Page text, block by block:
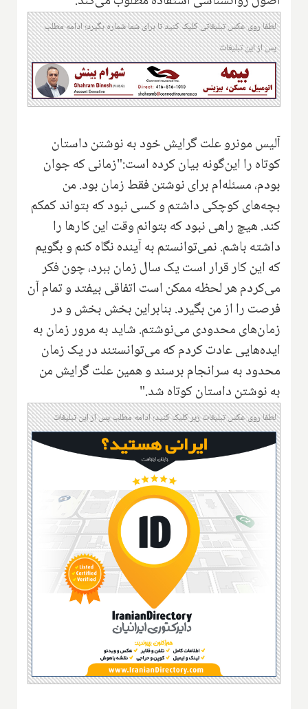
لطفا روی عکس تبلیغاتی کلیک کنید تا برای شما شماره بگیرد؛ ادامه مطلب
پس از این تبلیغات
آلیس مونرو علت گرایش خود به نوشتن داستان
کوتاه را این‌گونه بیان کرده است:"زمانی که جوان
بودم، مسئله‌ام برای نوشتن فقط زمان بود. من
بچه‌های کوچکی داشتم و کسی نبود که بتواند کمکم
کند. هیچ راهی نبود که بتوانم وقت این کارها را
داشته باشم. نمی‌توانستم به آینده نگاه کنم و بگویم
که این کار قرار است یک سال زمان ببرد، چون فکر
می‌کردم هر لحظه ممکن است اتفاقی بیفتد و تمام آن
فرصت را از من بگیرد. بنابراین بخش بخش و در
زمان‌های محدودی می‌نوشتم. شاید به مرور زمان به
ایده‌هایی عادت کردم که می‌توانستند در یک زمان
محدود به سرانجام برسند و همین علت گرایش من
به نوشتن داستان کوتاه شد."
لطفا روی عکس تبلیغات زیر کلیک کنید؛ ادامه مطلب پس از این تبلیغات